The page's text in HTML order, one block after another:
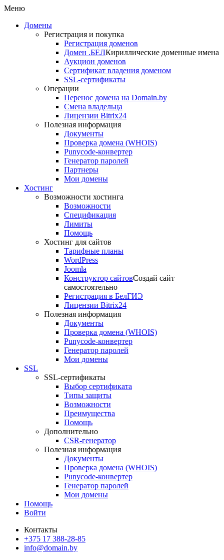
Меню
Домены
Регистрация и покупка
Регистрация доменов
Домен .БЕЛКириллические доменные имена
Аукцион доменов
Сертификат владения доменом
SSL-сертификаты
Операции
Перенос домена на Domain.by
Смена владельца
Лицензии Bitrix24
Полезная информация
Документы
Проверка домена (WHOIS)
Punycode-конвертер
Генератор паролей
Партнеры
Мои домены
Хостинг
Возможности хостинга
Возможности
Спецификация
Лимиты
Помощь
Хостинг для сайтов
Тарифные планы
WordPress
Joomla
Конструктор сайтовСоздай сайт
самостоятельно
Регистрация в БелГИЭ
Лицензии Bitrix24
Полезная информация
Документы
Проверка домена (WHOIS)
Punycode-конвертер
Генератор паролей
Мои домены
SSL
SSL-сертификаты
Выбор сертификата
Типы защиты
Возможности
Преимущества
Помощь
Дополнительно
CSR-генератор
Полезная информация
Документы
Проверка домена (WHOIS)
Punycode-конвертер
Генератор паролей
Мои домены
Помощь
Войти
Контакты
+375 17 388-28-85
info@domain.by